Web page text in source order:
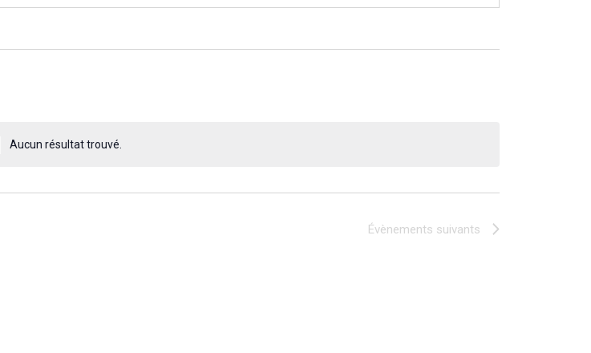
Notice
Aucun résultat trouvé.
Évènements suivants